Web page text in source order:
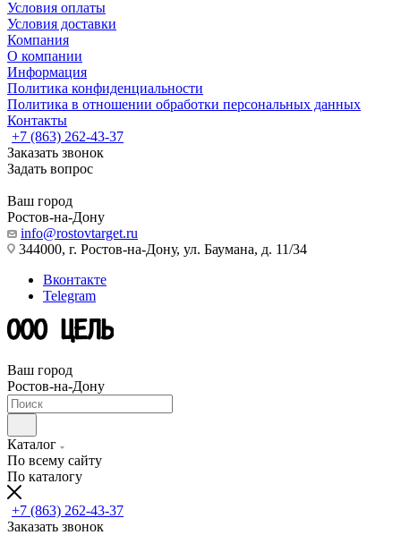
Условия оплаты
Условия доставки
Компания
О компании
Информация
Политика конфиденциальности
Политика в отношении обработки персональных данных
Контакты
+7 (863) 262-43-37
Заказать звонок
Задать вопрос
Ваш город
Ростов-на-Дону
info@rostovtarget.ru
344000, г. Ростов-на-Дону, ул. Баумана, д. 11/34
Вконтакте
Telegram
Ваш город
Ростов-на-Дону
Каталог
По всему сайту
По каталогу
+7 (863) 262-43-37
Заказать звонок